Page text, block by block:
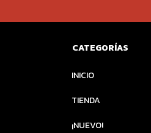
CATEGORÍAS
INICIO
TIENDA
¡NUEVO!